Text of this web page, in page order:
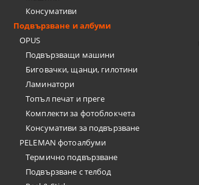
Консумативи
Подвързване и албуми
OPUS
Подвързващи машини
Биговачки, щанци, гилотини
Ламинатори
Топъл печат и преге
Комплекти за фотоблокчета
Консумативи за подвързване
PELEMAN фотоалбуми
Термично подвързване
Подвързване с телбод